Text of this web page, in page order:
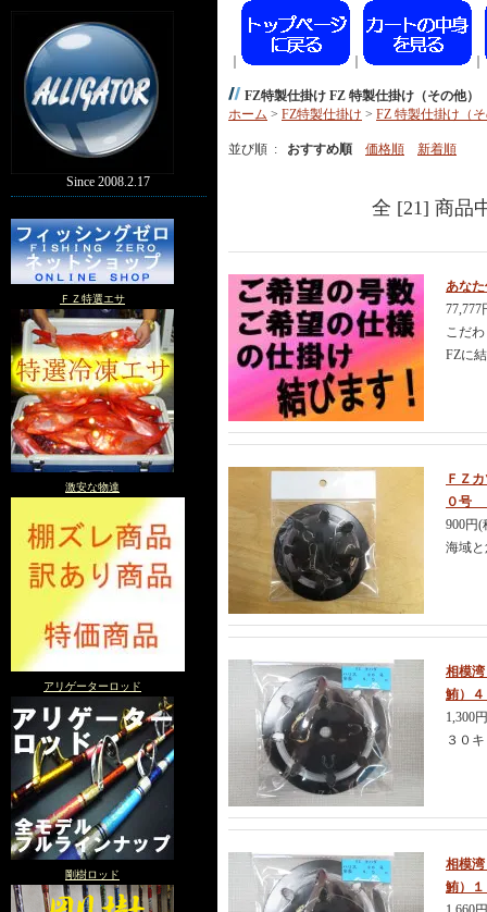
Since 2008.2.17
ＦＺ特選エサ
激安な物達
アリゲーターロッド
剛樹ロッド
FZ特製仕掛け FZ 特製仕掛け（その他）
ホーム > FZ特製仕掛け > FZ 特製仕掛け（
並び順 : おすすめ順 価格順 新着順
全 [21] 商品
あな
77,777
こだ
FZに
ＦＺ
０号
900円(
海域
相模
鮪）
1,300
３０
相模
鮪）